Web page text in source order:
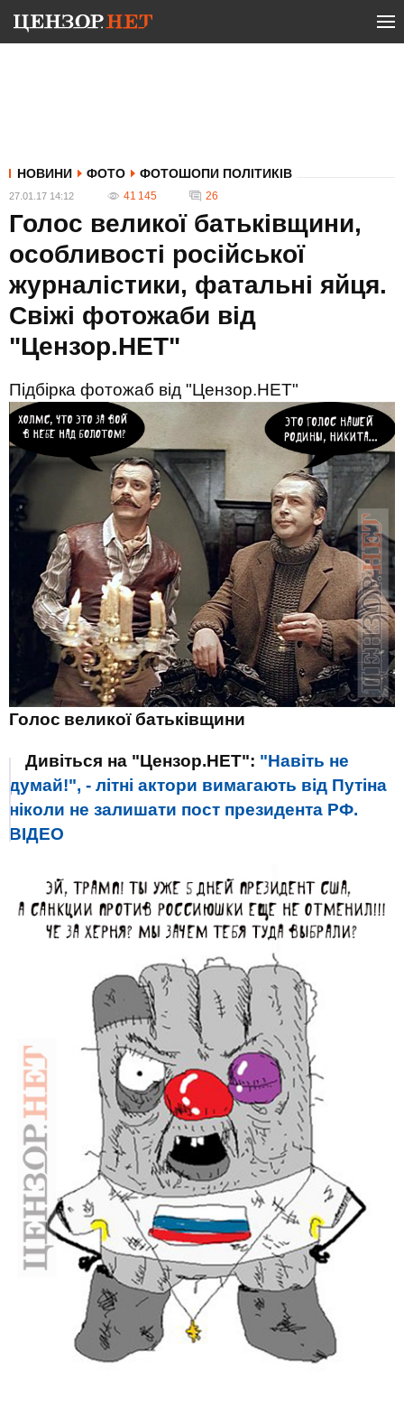
НОВИНИ ФОТО ФОТОШОПИ ПОЛІТИКІВ
27.01.17 14:12 41 145 26
Голос великої батьківщини,
особливості російської
журналістики, фатальні яйця.
Свіжі фотожаби від
"Цензор.НЕТ"
Підбірка фотожаб від "Цензор.НЕТ"
Голос великої батьківщини
Дивіться на "Цензор.НЕТ": "Навіть не
думай!", - літні актори вимагають від Путіна
ніколи не залишати пост президента РФ.
ВІДЕО